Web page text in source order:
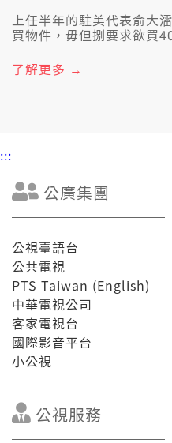
上任半年的駐美代表俞大
買物件，毋但捌要求欲買
外交部長林佳龍表示有核
外界質疑，俞大㵢會寫報告
了解更多 →
:::
公廣集團
公視臺語台
公共電視
PTS Taiwan (English)
中華電視公司
客家電視台
國際影音平台
小公視
公視服務